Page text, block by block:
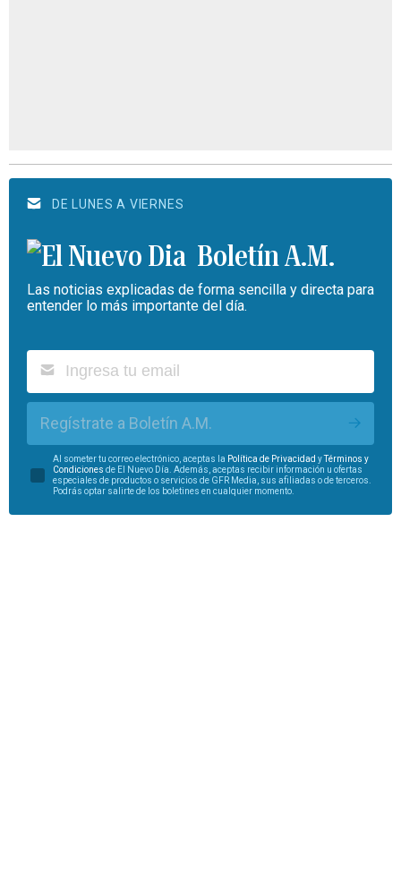
DE LUNES A VIERNES
Boletín A.M.
Las noticias explicadas de forma sencilla y directa para
entender lo más importante del día.
Regístrate a Boletín A.M.
Al someter tu correo electrónico, aceptas la Política de Privacidad yTérminos y
Condiciones de El Nuevo Día. Además, aceptas recibir información u ofertas
especiales de productos o servicios de GFR Media, sus afiliadas o de terceros.
Podrás optar salirte de los boletines en cualquier momento.